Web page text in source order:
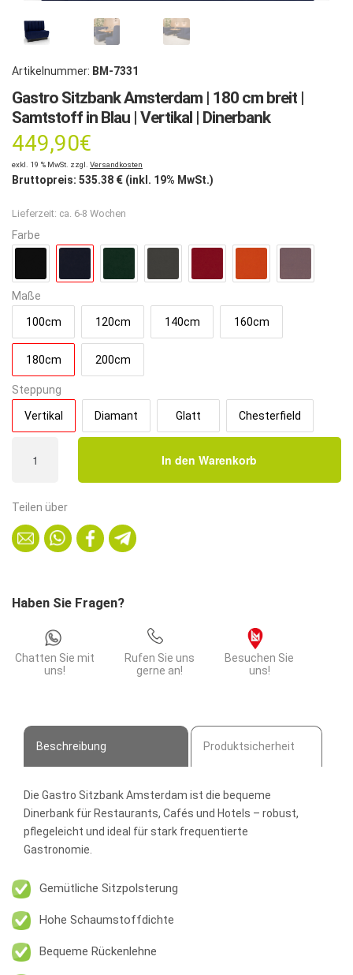
Artikelnummer: BM-7331
Gastro Sitzbank Amsterdam | 180 cm breit |
Samtstoff in Blau | Vertikal | Dinerbank
449,90€
exkl. 19 % MwSt. zzgl. Versandkosten
Bruttopreis: 535.38 € (inkl. 19% MwSt.)
Lieferzeit: ca. 6-8 Wochen
Farbe
Maße
100cm 120cm 140cm 160cm
180cm 200cm
Steppung
Vertikal Diamant Glatt Chesterfield
Sitzbank
|
cm
breit
in
Vertikal
In den Warenkorb
Teilen über
Haben Sie Fragen?
Chatten Sie mit
uns!
Rufen Sie uns
gerne an!
Besuchen Sie
uns!
Beschreibung Produktsicherheit
Die Gastro Sitzbank Amsterdam ist die bequeme
Dinerbank für Restaurants, Cafés und Hotels – robust,
pflegeleicht und ideal für stark frequentierte
Gastronomie.
Gemütliche Sitzpolsterung
Hohe Schaumstoffdichte
Bequeme Rückenlehne